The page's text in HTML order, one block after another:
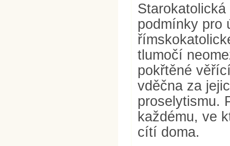
podmínky pro
tlumočí
pokřtěné
vděčna za
proselytismu.
každému, ve
cítí doma.